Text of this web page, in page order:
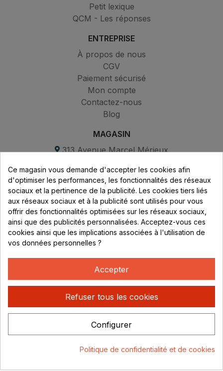
Petit lexique
QCM - Les réponses
ENTREPRISE
À propos de nous
CGV
Paiement sécurisé
Mon compte
Contactez-nous
Blog
MAGASIN
313 Avenue Marcel Mérieux
69530 Brignais
Lundi au vendredi :
8h - 16h
uniquement sur Rendez-vous
CONTACT
04 78 37 00 68
contact@rhonephilatelie.fr
Un site conçu par :
Ce magasin vous demande d'accepter les cookies afin
d'optimiser les performances, les fonctionnalités des réseaux
sociaux et la pertinence de la publicité. Les cookies tiers liés
aux réseaux sociaux et à la publicité sont utilisés pour vous
offrir des fonctionnalités optimisées sur les réseaux sociaux,
ainsi que des publicités personnalisées. Acceptez-vous ces
cookies ainsi que les implications associées à l'utilisation de
vos données personnelles ?
Accepter
Refuser tous les cookies
Configurer
Politique de confidentialité et de cookies